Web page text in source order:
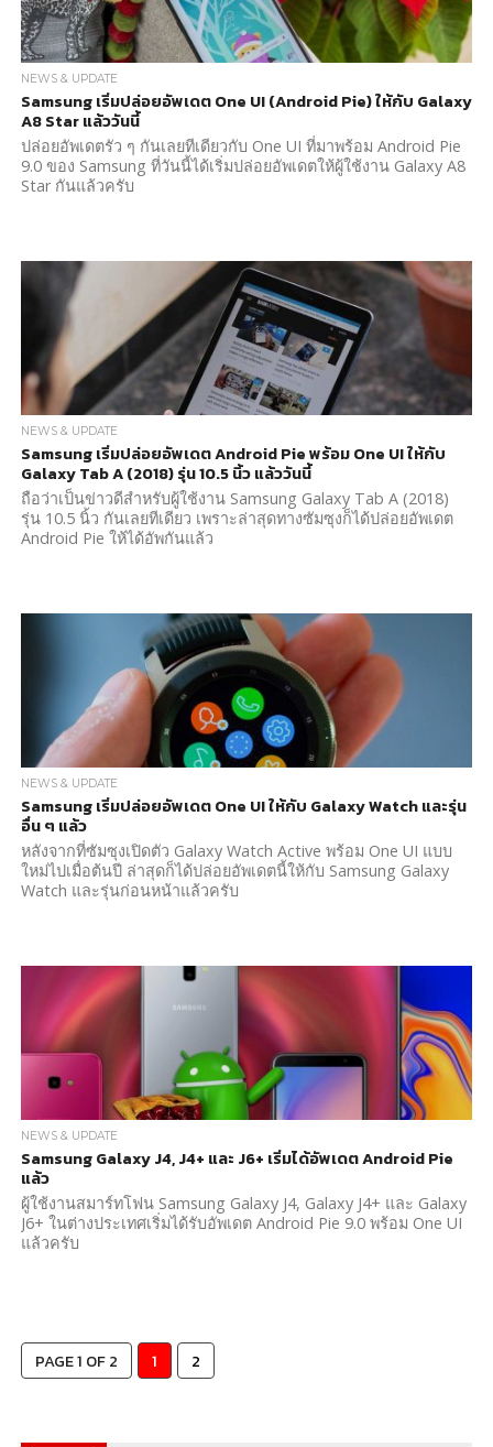
NEWS & UPDATE
Samsung เริ่มปล่อยอัพเดต One UI (Android Pie) ให้กับ Galaxy
A8 Star แล้ววันนี้
ปล่อยอัพเดตรัว ๆ กันเลยทีเดียวกับ One UI ที่มาพร้อม Android Pie
9.0 ของ Samsung ที่วันนี้ได้เริ่มปล่อยอัพเดตให้ผู้ใช้งาน Galaxy A8
Star กันแล้วครับ
NEWS & UPDATE
Samsung เริ่มปล่อยอัพเดต Android Pie พร้อม One UI ให้กับ
Galaxy Tab A (2018) รุ่น 10.5 นิ้ว แล้ววันนี้
ถือว่าเป็นข่าวดีสำหรับผู้ใช้งาน Samsung Galaxy Tab A (2018)
รุ่น 10.5 นิ้ว กันเลยทีเดียว เพราะล่าสุดทางซัมซุงก็ได้ปล่อยอัพเดต
Android Pie ให้ได้อัพกันแล้ว
NEWS & UPDATE
Samsung เริ่มปล่อยอัพเดต One UI ให้กับ Galaxy Watch และรุ่น
อื่น ๆ แล้ว
หลังจากที่ซัมซุงเปิดตัว Galaxy Watch Active พร้อม One UI แบบ
ใหม่ไปเมื่อต้นปี ล่าสุดก็ได้ปล่อยอัพเดตนี้ให้กับ Samsung Galaxy
Watch และรุ่นก่อนหน้าแล้วครับ
NEWS & UPDATE
Samsung Galaxy J4, J4+ และ J6+ เริ่มได้อัพเดต Android Pie
แล้ว
ผู้ใช้งานสมาร์ทโฟน Samsung Galaxy J4, Galaxy J4+ และ Galaxy
J6+ ในต่างประเทศเริ่มได้รับอัพเดต Android Pie 9.0 พร้อม One UI
แล้วครับ
PAGE 1 OF 2 1 2